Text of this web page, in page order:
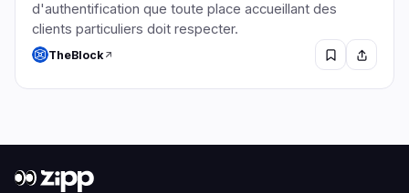
d'authentification que toute place accueillant des
clients particuliers doit respecter.
TheBlock